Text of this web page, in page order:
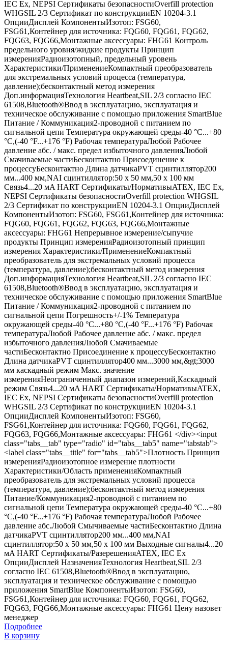
IEC Ex, NEPSI Сертификаты безопасностиOverfill protection
WHGSIL 2/3 Сертификат по конструкцииEN 10204-3.1
ОпцииДисплей КомпонентыИзотоп: FSG60,
FSG61,Контейнер для источника: FQG60, FQG61, FQG62,
FQG63, FQG66,Монтажные аксессуары: FHG61 Контроль
предельного уровня/жидкие продукты Принцип
измеренияРадиоизотопный, предельный уровень
Характеристики/ПрименениеКомпактный преобразователь
для экстремальных условий процесса (температура,
давление);бесконтактный метод измерения
Доп.информацияТехнология Heartbeat,SIL 2/3 согласно IEC
61508,Bluetooth®Ввод в эксплуатацию, эксплуатация и
техническое обслуживание с помощью приложения SmartBlue
Питание / Коммуникация2-проводной с питанием по
сигнальной цепи Температура окружающей среды-40 °C...+80
°C,(-40 °F...+176 °F) Рабочая температураЛюбой Рабочее
давление абс. / макс. предел избыточного давленияЛюбой
Смачиваемые частиБесконтактно Присоединение к
процессуБесконтактно Длина датчикаPVT сцинтиллятор200
мм...400 мм,NAI сцинтиллятор:50 x 50 мм,50 x 100 мм
Связь4...20 мA HART Сертификаты/НормативыATEX, IEC Ex,
NEPSI Сертификаты безопасностиOverfill protection WHGSIL
2/3 Сертификат по конструкцииEN 10204-3.1 ОпцииДисплей
КомпонентыИзотоп: FSG60, FSG61,Контейнер для источника:
FQG60, FQG61, FQG62, FQG63, FQG66,Монтажные
аксессуары: FHG61 Непрерывное измерение/сыпучие
продукты Принцип измеренияРадиоизотопный принцип
измерения Характеристики/ПрименениеКомпактный
преобразователь для экстремальных условий процесса
(температура, давление);бесконтактный метод измерения
Доп.информацияТехнология Heartbeat,SIL 2/3 согласно IEC
61508,Bluetooth®Ввод в эксплуатацию, эксплуатация и
техническое обслуживание с помощью приложения SmartBlue
Питание / Коммуникация2-проводной с питанием по
сигнальной цепи Погрешность+/-1% Температура
окружающей среды-40 °C...+80 °C,(-40 °F...+176 °F) Рабочая
температураЛюбой Рабочее давление абс. / макс. предел
избыточного давленияЛюбой Смачиваемые
частиБесконтактно Присоединение к процессуБесконтактно
Длина датчикаPVT сцинтиллятор400 мм...3000 мм,&gt;3000
мм каскадный режим Макс. значение
измеренияНеограниченный диапазон измерений,Каскадный
режим Связь4...20 мA HART Сертификаты/НормативыATEX,
IEC Ex, NEPSI Сертификаты безопасностиOverfill protection
WHGSIL 2/3 Сертификат по конструкцииEN 10204-3.1
ОпцииДисплей КомпонентыИзотоп: FSG60,
FSG61,Контейнер для источника: FQG60, FQG61, FQG62,
FQG63, FQG66,Монтажные аксессуары: FHG61 </div><input
class="tabs__tab" type="radio" id="tabs__tab5" name="tabstab">
<label class="tabs__title" for="tabs__tab5">Плотность Принцип
измеренияРадиоизотопное измерение плотности
Характеристики/Область примененияКомпактный
преобразователь для экстремальных условий процесса
(температура, давление);бесконтактный метод измерения
Питание/Коммуникация2-проводной с питанием по
сигнальной цепи Температура окружающей среды-40 °C...+80
°C,(-40 °F...+176 °F) Рабочая температураЛюбой Рабочее
давление абс.Любой Смычиваемые частиБесконтактно Длина
датчикаPVT сцинтиллятор200 мм...400 мм,NAI
сцинтиллятор:50 x 50 мм,50 x 100 мм Выходные сигналы4...20
мA HART Сертификаты/РазерешенияATEX, IEC Ex
ОпцииДисплей НазначенияТехнология Heartbeat,SIL 2/3
согласно IEC 61508,Bluetooth®Ввод в эксплуатацию,
эксплуатация и техническое обслуживание с помощью
приложения SmartBlue КомпонентыИзотоп: FSG60,
FSG61,Контейнер для источника: FQG60, FQG61, FQG62,
FQG63, FQG66,Монтажные аксессуары: FHG61 Цену назовет
менеджер
Подробнее
В корзину